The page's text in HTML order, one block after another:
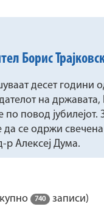
Борис
десет години
на
повод
да се одржи
Алексеј Дума.
740 записи)